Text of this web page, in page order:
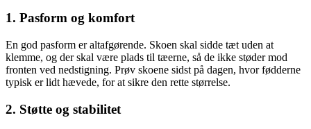
1. Pasform og komfort
En god pasform er altafgørende. Skoen skal sidde tæt uden at
klemme, og der skal være plads til tæerne, så de ikke støder mod
fronten ved nedstigning. Prøv skoene sidst på dagen, hvor fødderne
typisk er lidt hævede, for at sikre den rette størrelse.
2. Støtte og stabilitet